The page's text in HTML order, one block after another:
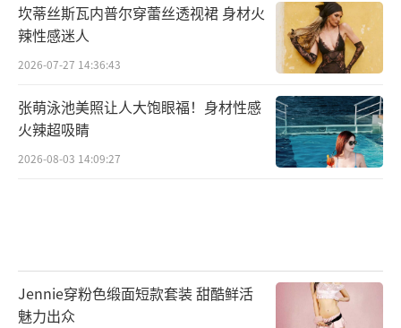
坎蒂丝斯瓦内普尔穿蕾丝透视裙 身材火
辣性感迷人
2026-07-27 14:36:43
张萌泳池美照让人大饱眼福！身材性感
火辣超吸睛
2026-08-03 14:09:27
Jennie穿粉色缎面短款套装 甜酷鲜活
魅力出众